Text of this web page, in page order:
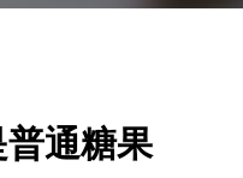
普通糖果